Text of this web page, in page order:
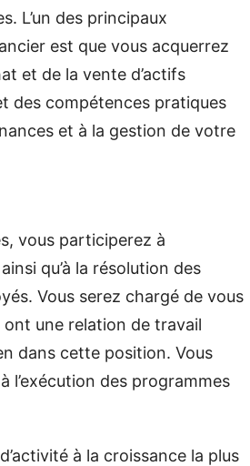
L’un des principaux
est que vous acquerrez
et de la vente d’actifs
des compétences pratiques
et à la gestion de votre
vous participerez à
qu’à la résolution des
Vous serez chargé de vous
ont une relation de travail
dans cette position. Vous
l’exécution des programmes
à la croissance la plus